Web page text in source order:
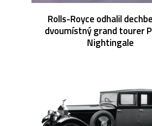
Rolls-Royce odhalil
dvoumístný grand tourer
Nightingale